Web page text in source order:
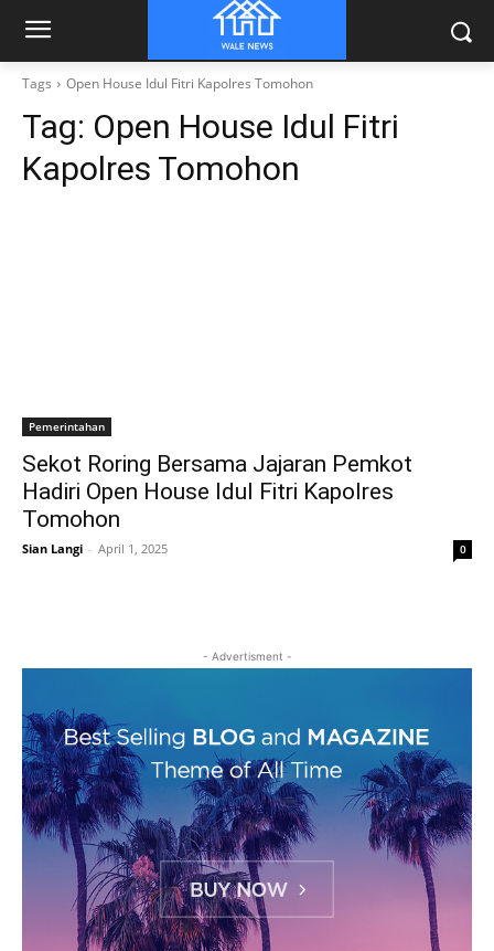
Tags Open House Idul Fitri Kapolres Tomohon
Tag: Open House Idul Fitri
Kapolres Tomohon
Pemerintahan
Sekot Roring Bersama Jajaran Pemkot
Hadiri Open House Idul Fitri Kapolres
Tomohon
Sian Langi - April 1, 2025 0
- Advertisment -